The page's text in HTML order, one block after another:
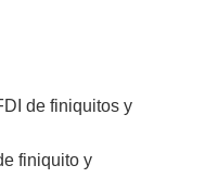
de finiquitos y
finiquito y